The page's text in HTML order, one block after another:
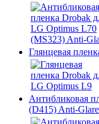
Глянцевая
Антибликовая
(D415) Anti-Glare